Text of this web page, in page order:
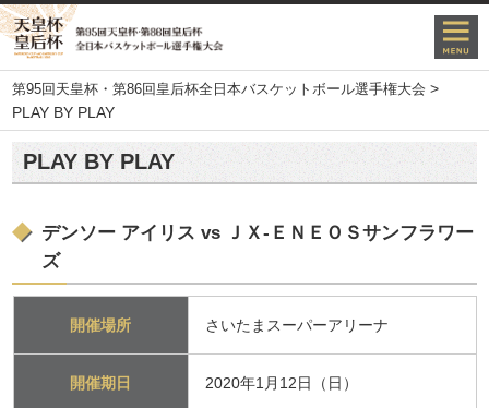
第95回天皇杯・第86回皇后杯全日本バスケットボール選手権大会 >
PLAY BY PLAY
PLAY BY PLAY
デンソー アイリス vs ＪＸ-ＥＮＥＯＳサンフラワー
ズ
開催場所 さいたまスーパーアリーナ
開催期日 2020年1月12日（日）